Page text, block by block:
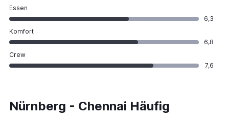
Essen
6,3
Komfort
6,8
Crew
7,6
Nürnberg - Chennai Häufig